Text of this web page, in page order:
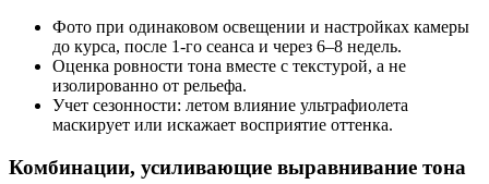
Фото при одинаковом освещении и настройках камеры
до курса, после 1‑го сеанса и через 6–8 недель.
Оценка ровности тона вместе с текстурой, а не
изолированно от рельефа.
Учет сезонности: летом влияние ультрафиолета
маскирует или искажает восприятие оттенка.
Комбинации, усиливающие выравнивание тона